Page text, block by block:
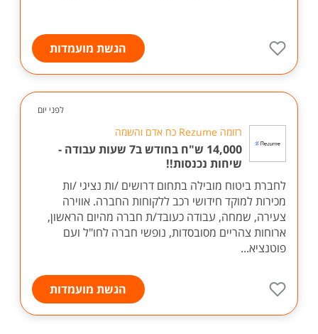
הגשת מועמדות
לפני יום
רזומה Rezume כח אדם והשמה
14,000 ש"ח בחודש ב7 שעות עבודה -
שיחות נכנסות!!
לחברת ביטוח מובילה בתחום דרושים /ות נציגי /ות
מכירות למוקד חידושי רכב ללקוחות החברה. אווירה
צעירה, שמחה, עבודה כעובד/ת חברה מהיום הראשון,
ארוחות צהריים מסובסדות, נופשי חברה לחו"ל ועם
פוטנציא...
הגשת מועמדות